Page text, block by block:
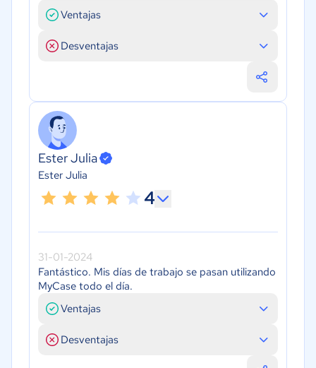
Ventajas
Desventajas
Ester Julia
Ester Julia
4
31-01-2024
Fantástico. Mis días de trabajo se pasan utilizando
MyCase todo el día.
Ventajas
Desventajas